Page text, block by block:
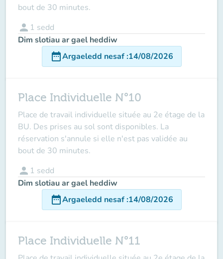
bout de 30 minutes.
person 1 sedd
Dim slotiau ar gael heddiw
date_rangeArgaeledd nesaf:14/08/2026
Place Individuelle N°10
Place de travail individuelle située au 2e étage de la
BU. Des prises au sol sont disponibles. La
réservation s'annule si elle n'est pas validée au
bout de 30 minutes.
person 1 sedd
Dim slotiau ar gael heddiw
date_rangeArgaeledd nesaf:14/08/2026
Place Individuelle N°11